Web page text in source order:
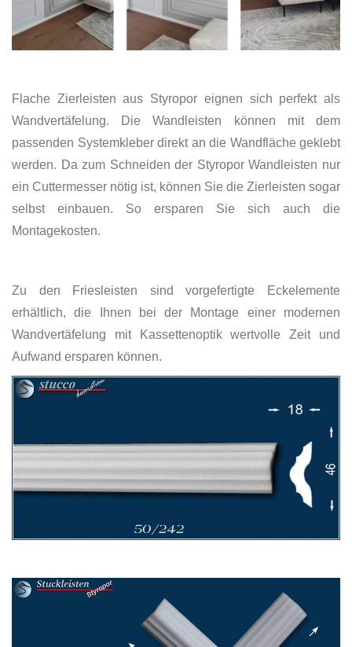
Flache Zierleisten aus Styropor eignen sich perfekt als
Wandvertäfelung. Die Wandleisten können mit dem
passenden Systemkleber direkt an die Wandfläche geklebt
werden. Da zum Schneiden der Styropor Wandleisten nur
ein Cuttermesser nötig ist, können Sie die Zierleisten sogar
selbst einbauen. So ersparen Sie sich auch die
Montagekosten.
Zu den Friesleisten sind vorgefertigte Eckelemente
erhältlich, die Ihnen bei der Montage einer modernen
Wandvertäfelung mit Kassettenoptik wertvolle Zeit und
Aufwand ersparen können.